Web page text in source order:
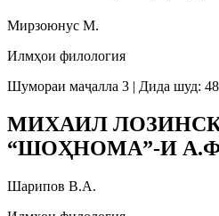
Мирзоюнус М.
Илмҳои филология
Шумораи маҷалла 3 | Дида шуд:
МИХАИЛ
“ШОҲНОМА”-И
Шарипов В.А.